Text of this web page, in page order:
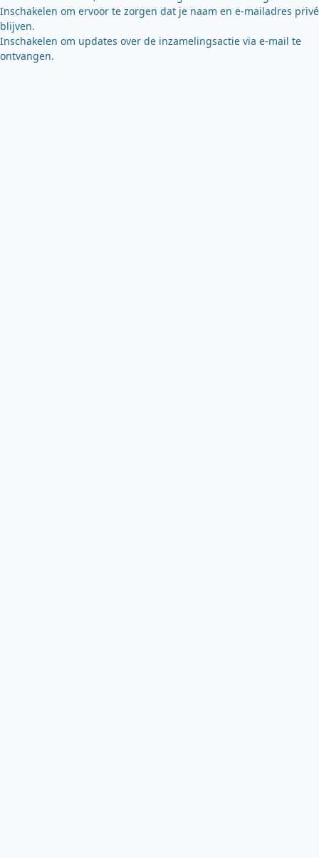
Inschakelen om ervoor te zorgen dat je naam en e-mailadres privé
blijven.
Inschakelen om updates over de inzamelingsactie via e-mail te
ontvangen.